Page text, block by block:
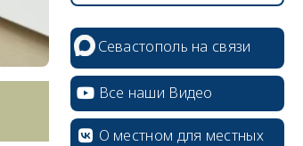
Севастополь на связи
Все наши Видео
О местном для местных